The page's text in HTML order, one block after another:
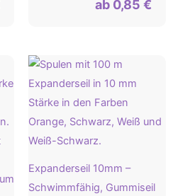
ab 0,85 €
Expanderseil 10mm –
Schwimmfähig, Gummiseil